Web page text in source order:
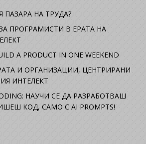
ПАЗАРА НА ТРУДА?
ПРОГРАМИСТИ В ЕРАТА НА
A PRODUCT IN ONE WEEKEND
И ОРГАНИЗАЦИИ, ЦЕНТРИРАНИ
ИНТЕЛЕКТ
НАУЧИ СЕ ДА РАЗРАБОТВАШ
КОД, САМО С AI PROMPTS!